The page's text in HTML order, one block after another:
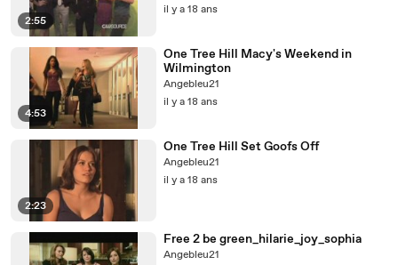
2:55
il y a 18 ans
4:53
One Tree Hill Macy's Weekend in
Wilmington
Angebleu21
il y a 18 ans
2:23
One Tree Hill Set Goofs Off
Angebleu21
il y a 18 ans
Free 2 be green_hilarie_joy_sophia
Angebleu21